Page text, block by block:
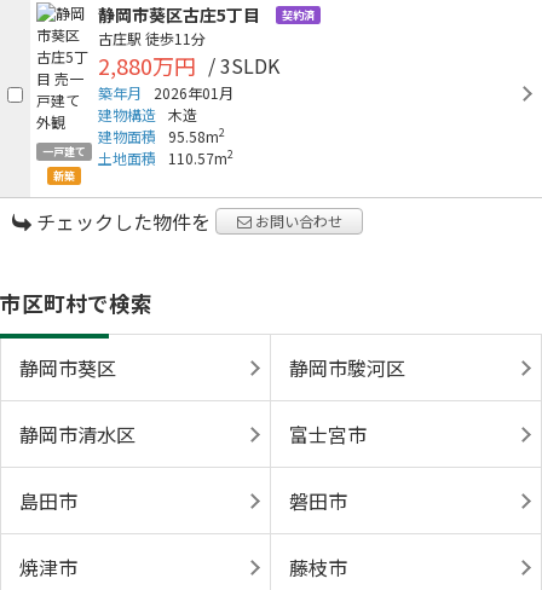
一戸建て
新築
静岡市葵区古庄5丁目 契約済
古庄駅 徒歩11分
2,880万円 / 3SLDK
築年月
2026年01月
建物構造 木造
建物面積
95.58m2
土地面積 110.57m2
チェックした物件を お問い合わせ
市区町村で検索
静岡市葵区 静岡市駿河区
静岡市清水区 富士宮市
島田市 磐田市
焼津市 藤枝市